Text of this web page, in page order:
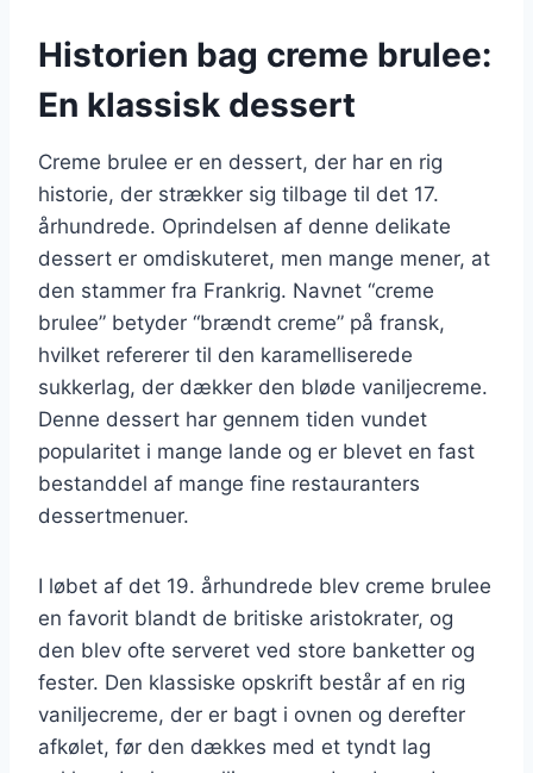
Historien bag creme brulee:
En klassisk dessert
Creme brulee er en dessert, der har en rig
historie, der strækker sig tilbage til det 17.
århundrede. Oprindelsen af denne delikate
dessert er omdiskuteret, men mange mener, at
den stammer fra Frankrig. Navnet “creme
brulee” betyder “brændt creme” på fransk,
hvilket refererer til den karamelliserede
sukkerlag, der dækker den bløde vaniljecreme.
Denne dessert har gennem tiden vundet
popularitet i mange lande og er blevet en fast
bestanddel af mange fine restauranters
dessertmenuer.
I løbet af det 19. århundrede blev creme brulee
en favorit blandt de britiske aristokrater, og
den blev ofte serveret ved store banketter og
fester. Den klassiske opskrift består af en rig
vaniljecreme, der er bagt i ovnen og derefter
afkølet, før den dækkes med et tyndt lag